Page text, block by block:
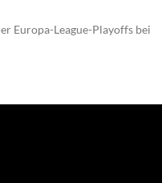
Europa-League-Playoffs bei